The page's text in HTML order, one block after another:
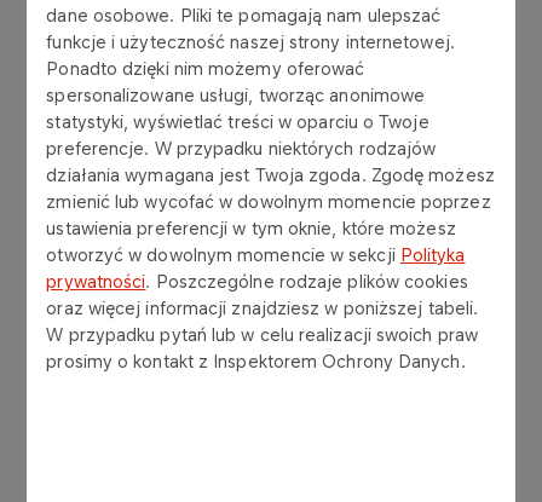
dane osobowe. Pliki te pomagają nam ulepszać
funkcje i użyteczność naszej strony internetowej.
Ponadto dzięki nim możemy oferować
spersonalizowane usługi, tworząc anonimowe
statystyki, wyświetlać treści w oparciu o Twoje
preferencje. W przypadku niektórych rodzajów
działania wymagana jest Twoja zgoda. Zgodę możesz
zmienić lub wycofać w dowolnym momencie poprzez
ustawienia preferencji w tym oknie, które możesz
otworzyć w dowolnym momencie w sekcji Polityka
prywatności. Poszczególne rodzaje plików cookies
oraz więcej informacji znajdziesz w poniższej tabeli.
W przypadku pytań lub w celu realizacji swoich praw
prosimy o kontakt z Inspektorem Ochrony Danych.
Zależy nam na tym, żeby akcje, w które angażują
się nasi wolontariusze, były przemyślane i
odpowiadały na realne potrzeby. Zachęcamy ich
do tego, by poświęcili czas i uwagę
potrzebującym, a dzięki swojemu zaangażowaniu
pomogli rozwiązać konkretny problem.